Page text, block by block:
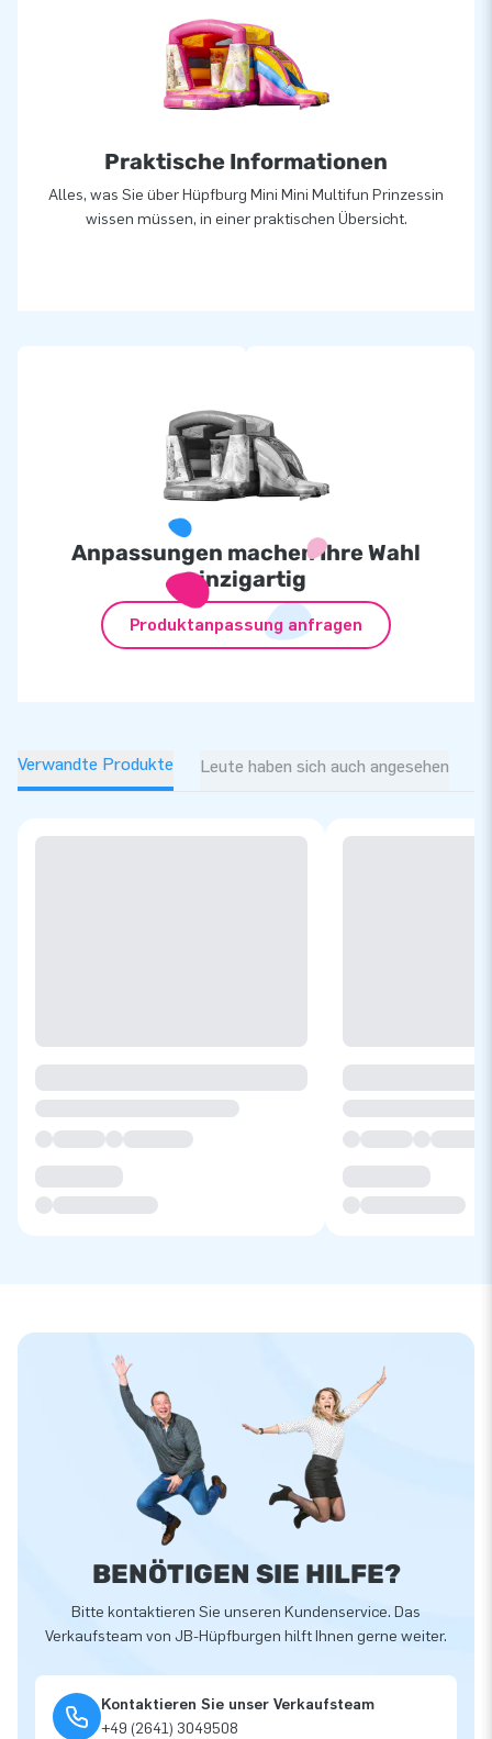
JB lässt Menschen weltweit seit über 15 Jahren wörtlich
gesehen ein Loch in die Luft springen. Unser Team aus
aufblasbare Attraktionen auf großartiger Weise! Kunden
können sich auf unserem professionellen Service und die
Lieferung verlassen. Sie nennen uns auch “creators fo
Praktische Informationen
Alles, was Sie über Hüpfburg Mini Mini Multifun Prinzessin
wissen müssen, in einer praktischen Übersicht.
Anpassungen machen Ihre Wahl
einzigartig
Produktanpassung anfragen
Verwandte Produkte Leute haben sich auch angesehen
BENÖTIGEN SIE HILFE?
Bitte kontaktieren Sie unseren Kundenservice. Das
Verkaufsteam von JB-Hüpfburgen hilft Ihnen gerne weiter.
Kontaktieren Sie unser Verkaufsteam
+49 (2641) 3049508